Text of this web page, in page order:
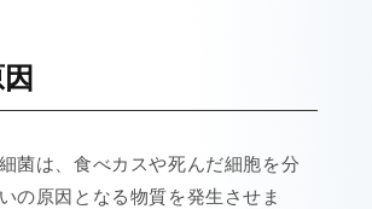
菌は、食べカスや死んだ細胞を分
の原因となる物質を発生させま